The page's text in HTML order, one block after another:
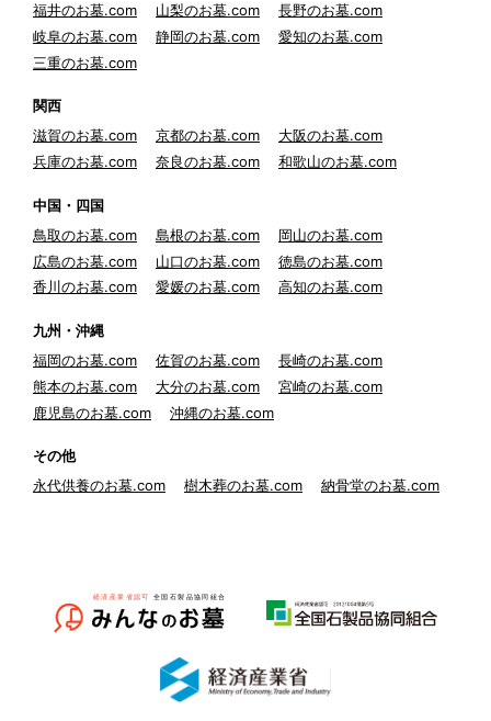
福井のお墓.com
山梨のお墓.com
長野のお墓.com
岐阜のお墓.com
静岡のお墓.com
愛知のお墓.com
三重のお墓.com
関西
滋賀のお墓.com
京都のお墓.com
大阪のお墓.com
兵庫のお墓.com
奈良のお墓.com 和歌山のお墓.com
中国・四国
鳥取のお墓.com
島根のお墓.com
岡山のお墓.com
広島のお墓.com
山口のお墓.com
徳島のお墓.com
香川のお墓.com
愛媛のお墓.com 高知のお墓.com
九州・沖縄
福岡のお墓.com
佐賀のお墓.com
長崎のお墓.com
熊本のお墓.com
大分のお墓.com
宮崎のお墓.com
鹿児島のお墓.com
沖縄のお墓.com
その他
永代供養のお墓.com
樹木葬のお墓.com 納骨堂のお墓.com